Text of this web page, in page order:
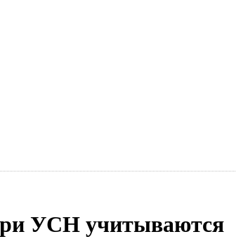
УСН учитываются